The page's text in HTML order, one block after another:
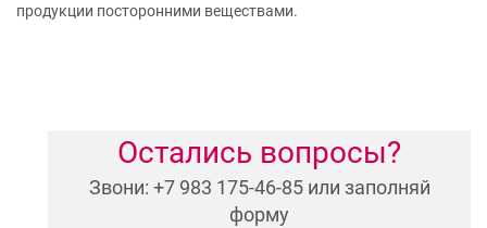
продукции посторонними веществами.
Остались вопросы?
Звони: +7 983 175-46-85 или заполняй
форму